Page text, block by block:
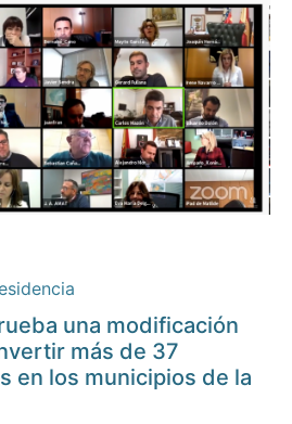
una modificación
más de 37
en los municipios de la